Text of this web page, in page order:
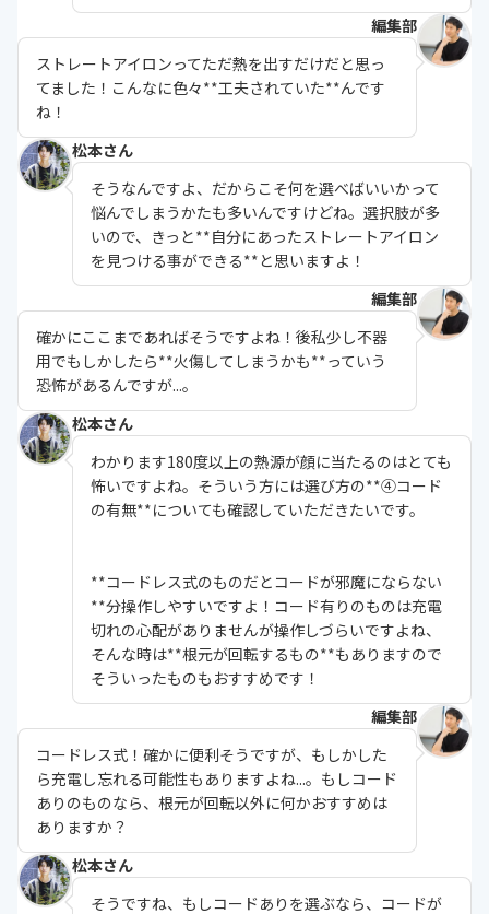
編集部
ストレートアイロンってただ熱を出すだけだと思っ
てました！こんなに色々**工夫されていた**んです
ね！
松本さん
そうなんですよ、だからこそ何を選べばいいかって
悩んでしまうかたも多いんですけどね。選択肢が多
いので、きっと**自分にあったストレートアイロン
を見つける事ができる**と思いますよ！
編集部
確かにここまであればそうですよね！後私少し不器
用でもしかしたら**火傷してしまうかも**っていう
恐怖があるんですが...。
松本さん
わかります180度以上の熱源が顔に当たるのはとても
怖いですよね。そういう方には選び方の**④コード
の有無**についても確認していただきたいです。
**コードレス式のものだとコードが邪魔にならない
**分操作しやすいですよ！コード有りのものは充電
切れの心配がありませんが操作しづらいですよね、
そんな時は**根元が回転するもの**もありますので
そういったものもおすすめです！
編集部
コードレス式！確かに便利そうですが、もしかした
ら充電し忘れる可能性もありますよね...。もしコード
ありのものなら、根元が回転以外に何かおすすめは
ありますか？
松本さん
そうですね、もしコードありを選ぶなら、コードが